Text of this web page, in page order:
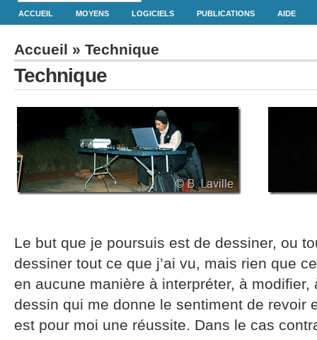
ACCUEIL MOYENS LOGICIELS PUBLICATIONS AIDE
Accueil » Technique
Technique
Le but que je poursuis est de dessiner, ou
dessiner tout ce que j’ai vu, mais rien que
en aucune manière à interpréter, à modifier,
dessin qui me donne le sentiment de revoir
est pour moi une réussite. Dans le cas